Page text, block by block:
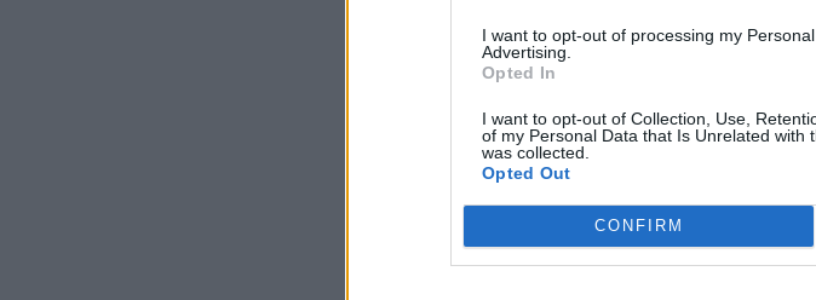
I want to opt-out of processing my
Advertising.
Opted In
I want to opt-out of Collection, Use,
of my Personal Data that Is Unrelated with
was collected.
Opted Out
CONFIRM